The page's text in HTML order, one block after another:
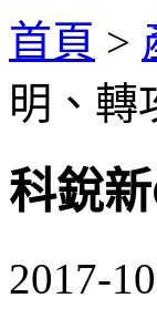
首頁 >
明、轉
科銳
2017-